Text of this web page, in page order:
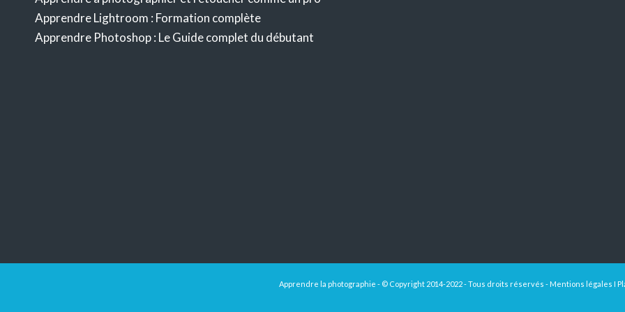
Apprendre Lightroom : Formation complète
Apprendre Photoshop : Le Guide complet du débutant
Apprendre la photographie - © Copyright 2014-2022 - Tous droits réservés - Mentions légales I